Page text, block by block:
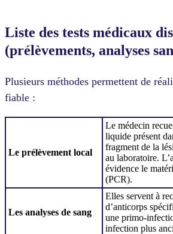
Liste des tests médicaux
(prélèvements, analyses
Plusieurs méthodes permettent de
fiable :
Le prélèvement local
Le médecin
liquide présent
fragment de la
au laboratoire.
évidence le
(PCR).
Les analyses de sang
Elles servent à
d’anticorps
une primo-
infection plus